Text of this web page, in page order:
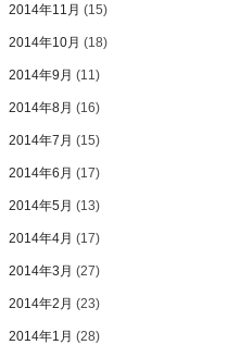
2014年11月 (15)
2014年10月 (18)
2014年9月 (11)
2014年8月 (16)
2014年7月 (15)
2014年6月 (17)
2014年5月 (13)
2014年4月 (17)
2014年3月 (27)
2014年2月 (23)
2014年1月 (28)